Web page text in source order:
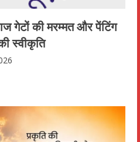
गेटों की मरम्मत और पेंटिंग
स्वीकृति